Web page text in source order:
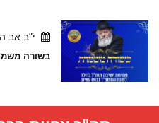
י"ב אב
בשורה